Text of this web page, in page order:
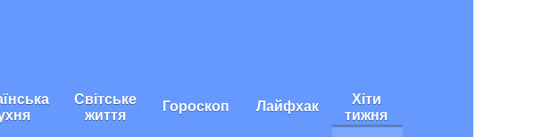
Світське
життя Гороскоп Лайфхак Хіти
тижня